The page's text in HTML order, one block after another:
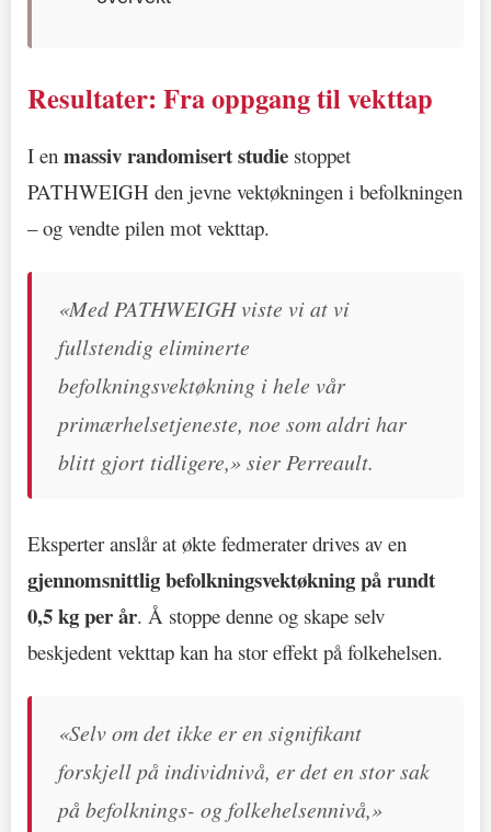
Resultater: Fra oppgang til vekttap
I en massiv randomisert studie stoppet
PATHWEIGH den jevne vektøkningen i befolkningen
– og vendte pilen mot vekttap.
«Med PATHWEIGH viste vi at vi
fullstendig eliminerte
befolkningsvektøkning i hele vår
primærhelsetjeneste, noe som aldri har
blitt gjort tidligere,» sier Perreault.
Eksperter anslår at økte fedmerater drives av en
gjennomsnittlig befolkningsvektøkning på rundt
0,5 kg per år. Å stoppe denne og skape selv
beskjedent vekttap kan ha stor effekt på folkehelsen.
«Selv om det ikke er en signifikant
forskjell på individnivå, er det en stor sak
på befolknings- og folkehelsennivå,»